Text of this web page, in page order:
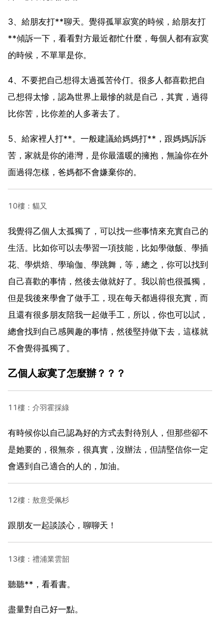
3、給朋友打**聊天。覺得孤單寂寞的時候，給朋友打
**傾訴一下，看看對方最近都忙什麼，每個人都有寂寞
的時候，不單單是你。
4、不要把自己想得太過孤苦伶仃。很多人都喜歡把自
己想得太慘，認為世界上最慘的就是自己，其實，過得
比你苦，比你差的人多著去了。
5、給家裡人打**。一般建議給媽媽打**，跟媽媽訴訴
苦，家就是你的港灣，是你最溫暖的擁抱，無論你在外
面過得怎樣，爸媽都不會嫌棄你的。
10樓：貓又
我覺得乙個人太孤獨了，可以找一些事情來充實自己的
生活。比如你可以去學習一項技能，比如學做飯、學插
花、學烘焙、學瑜伽、學跳舞，等，總之，你可以找到
自己喜歡的事情，然後去做就好了。我以前也很孤獨，
但是我後來學會了做手工，現在每天都過得很充實，而
且還有很多朋友陪我一起做手工，所以，你也可以試，
總會找到自己感興趣的事情，然後堅持做下去，這樣就
不會覺得孤獨了。
乙個人寂寞了怎麼辦？？？
11樓：介羽霍採綠
有時候你以自己認為好的方式去對待別人，但那些卻不
是她要的，很無奈，很真實，沒辦法，但請堅信你一定
會遇到自己適合的人的，加油。
12樓：敖意受佩杉
跟朋友一起談談心，聊聊天！
13樓：禮浦業雲韶
聽聽**，看看書。
盡量對自己好一點。